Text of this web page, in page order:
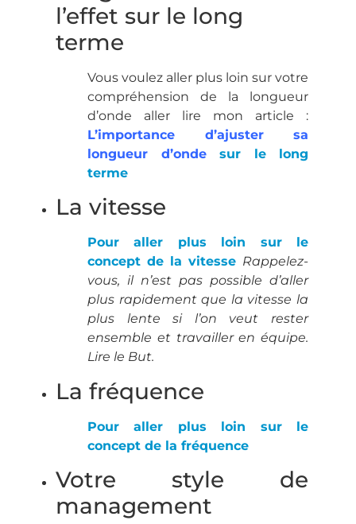
l’effet sur le long
terme
Vous voulez aller plus loin sur votre
compréhension de la longueur
d’onde aller lire mon article :
L’importance d’ajuster sa
longueur d’ondesur le long
terme
La vitesse
Pour aller plus loin sur le
concept de la vitesse Rappelez-
vous, il n’est pas possible d’aller
plus rapidement que la vitesse la
plus lente si l’on veut rester
ensemble et travailler en équipe.
Lire le But.
La fréquence
Pour aller plus loin sur le
concept de la fréquence
Votre style de
management